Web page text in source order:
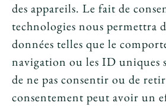
des appareils. Le fait de
technologies nous permettra
données telles que le
navigation ou les ID uniques
de ne pas consentir ou de
consentement peut avoir un
Le tarot peut-il annoncer une
amoureuse ?
Peut-on prouver que le tarot